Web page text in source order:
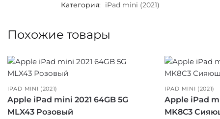
Категория: iPad mini (2021)
Похожие товары
IPAD MINI (2021)
Apple iPad mini 2021 64GB 5G
MLX43 Розовый
IPAD MINI (2021)
Apple iPad
MK8C3